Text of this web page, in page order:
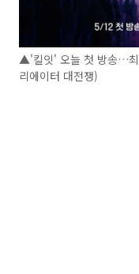
▲'킬잇' 오늘 첫 방송…최
리에이터 대전쟁)